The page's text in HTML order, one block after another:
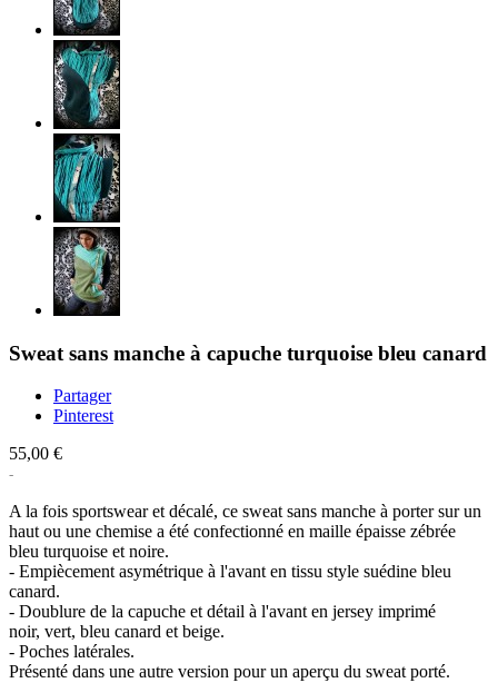
Sweat sans manche à capuche turquoise bleu canard
Partager
Pinterest
55,00 €
A la fois sportswear et décalé, ce sweat sans manche à porter sur un
haut ou une chemise a été confectionné en maille épaisse zébrée
bleu turquoise et noire.
- Empiècement asymétrique à l'avant en tissu style suédine bleu
canard.
- Doublure de la capuche et détail à l'avant en jersey imprimé
noir, vert, bleu canard et beige.
- Poches latérales.
Présenté dans une autre version pour un aperçu du sweat porté.